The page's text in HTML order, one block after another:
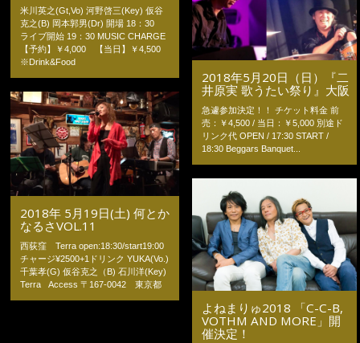
米川英之(Gt,Vo) 河野啓三(Key) 仮谷
克之(B) 岡本郭男(Dr) 開場 18：30
ライブ開始 19：30 MUSIC CHARGE
【予約】￥4,000 【当日】￥4,500
※Drink&Food
2018年5月20日（日）『二
井原実 歌うたい祭り』大阪
急遽参加決定！！ チケット料金 前
売：￥4,500 / 当日：￥5,000 別途ド
リンク代 OPEN / 17:30 START /
18:30 Beggars Banquet...
2018年 5月19日(土) 何とか
なるさVOL.11
西荻窪 Terra open:18:30/start19:00
チャージ¥2500+1ドリンク YUKA(Vo.)
千葉孝(G) 仮谷克之（B) 石川洋(Key)
Terra Access 〒167-0042 東京都
よねまりゅ2018 「C-C-B,
VOTHM AND MORE」開
催決定！